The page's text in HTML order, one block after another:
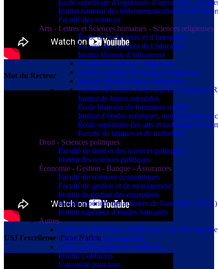
École supérieure d’ingénieurs d’agronomie -
Institut national des télécommunications et de
Faculté des sciences
Arts - Lettres et Sciences humaines - Sciences religieuses
École de traducteurs et d’interprètes
Faculté des sciences de l’éducation
Institut libanais d’éducateurs
Faculté des sciences religieuses
Institut supérieur de sciences religieuses
Institut d’études islamo-chrétiennes
Faculté des lettres et des sciences humaines
Institut de lettres orientales
École libanaise de formation sociale
Institut d’études scéniques, audiovisuelles et
École supérieure des arts et techniques de la
Faculté de langues et de traduction
Droit - Sciences politiques
Faculté de droit et des sciences politiques
Institut des sciences politiques
Économie - Gestion - Banque - Assurances
Faculté de sciences économiques
Faculté de gestion et de management
Institut de gestion des entreprises
Institut supérieur des sciences de l'assurance (ISSA)
Institut supérieur d’études bancaires
Autres
Centre de l'innovation numérique et de
Centre académique japonais
Centre professionnel de médiation
Institut Confucius
Université pour tous
Mot du Recteur
USJ l'excellence d'une Nation